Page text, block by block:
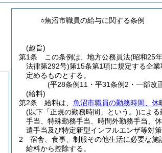
○魚沼市職員の給与に関する条例
(趣旨)
第1条
この条例は、地方公務員法(昭和25
法律第292号)第15条第1項に規定する企
定めるものとする。
(平28条例11・平31条例2・一部改
(給料)
第2条
給料は、 魚沼市職員の勤務時間、休
(以下「正規の勤務時間」という。)によ
手当、特殊勤務手当、時間外勤務手当、
遣手当及び特定新型インフルエンザ等対
2
宿舎、食事、制服その他生活に必要な
給料から控除する。